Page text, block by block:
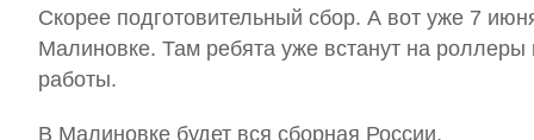
Скорее подготовительный сбор. А вот уже 7
Малиновке. Там ребята уже встанут на
работы.
В Малиновке будет вся сборная России.